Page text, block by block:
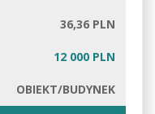
36,36 PLN
12 000 PLN
OBIEKT/BUDYNEK